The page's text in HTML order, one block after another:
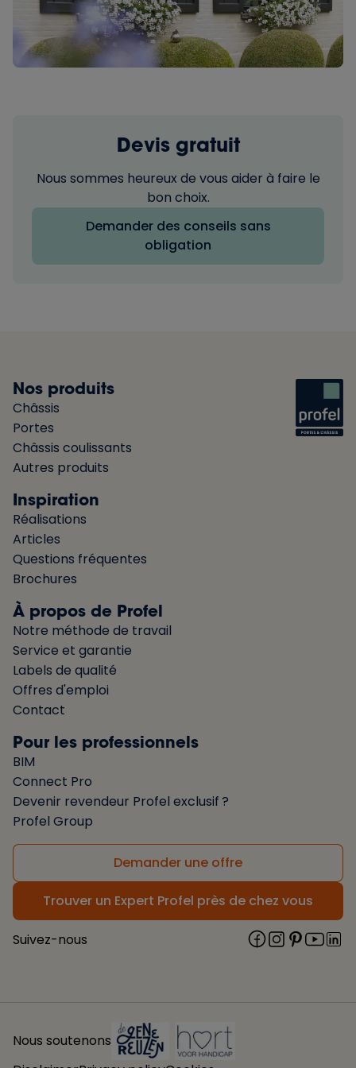
Devis gratuit
Nous sommes heureux de vous aider à faire le
bon choix.
Demander des conseils sans
obligation
Nos produits
Châssis
Portes
Châssis coulissants
Autres produits
Inspiration
Réalisations
Articles
Questions fréquentes
Brochures
À propos de Profel
Notre méthode de travail
Service et garantie
Labels de qualité
Offres d'emploi
Contact
Pour les professionnels
BIM
Connect Pro
Devenir revendeur Profel exclusif ?
Profel Group
Demander une offre
Trouver un Expert Profel près de chez vous
Suivez-nous
Nous soutenons